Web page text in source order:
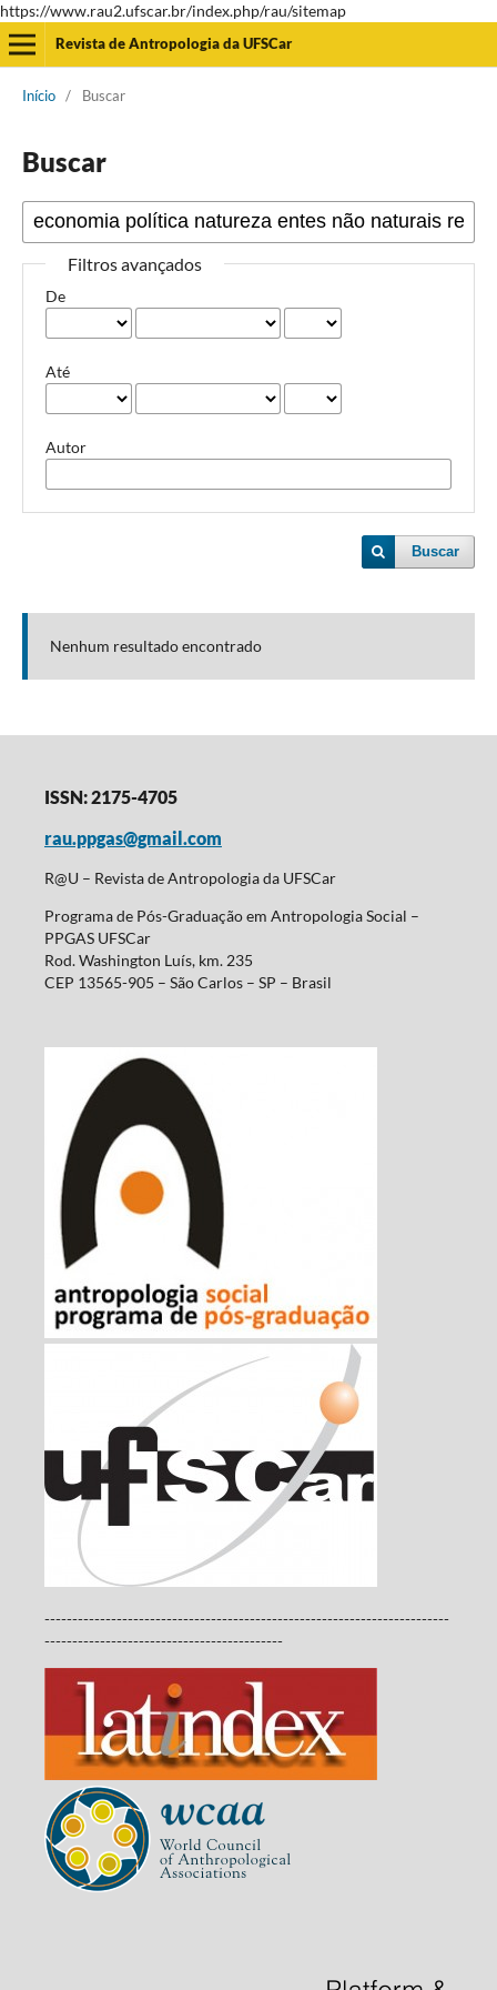
https://www.rau2.ufscar.br/index.php/rau/sitemap
Revista de Antropologia da UFSCar
Início / Buscar
Buscar
Filtros avançados
De
Até
Autor
Buscar
Nenhum resultado encontrado
ISSN: 2175-4705
rau.ppgas@gmail.com
R@U – Revista de Antropologia da UFSCar
Programa de Pós-Graduação em Antropologia Social –
PPGAS UFSCar
Rod. Washington Luís, km. 235
CEP 13565-905 – São Carlos – SP – Brasil
-------------------------------------------------------------------------
-------------------------------------------